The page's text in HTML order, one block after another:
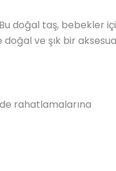
doğal taş, bebekler
ve şık bir
rahatlamalarına